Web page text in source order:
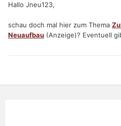
Hallo Jneu123,
schau doch mal hier zum Thema
Neuaufbau (Anzeige)? Eventuell